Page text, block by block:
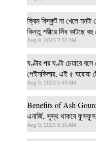
ক্রিম বিস্কুট না খেলে
কিন্তু শরীরে সিঁধ কাটছে
Aug 9, 2023 7:32 AM
ঘণ্টার পর ঘণ্টা চেয়ারে
পেইনকিলার, এই ৫ ঘরোয়া
Aug 9, 2023 6:49 AM
Benefits of Ash
এনার্জি, সুস্থ থাকবে
Aug 9, 2023 6:30 AM